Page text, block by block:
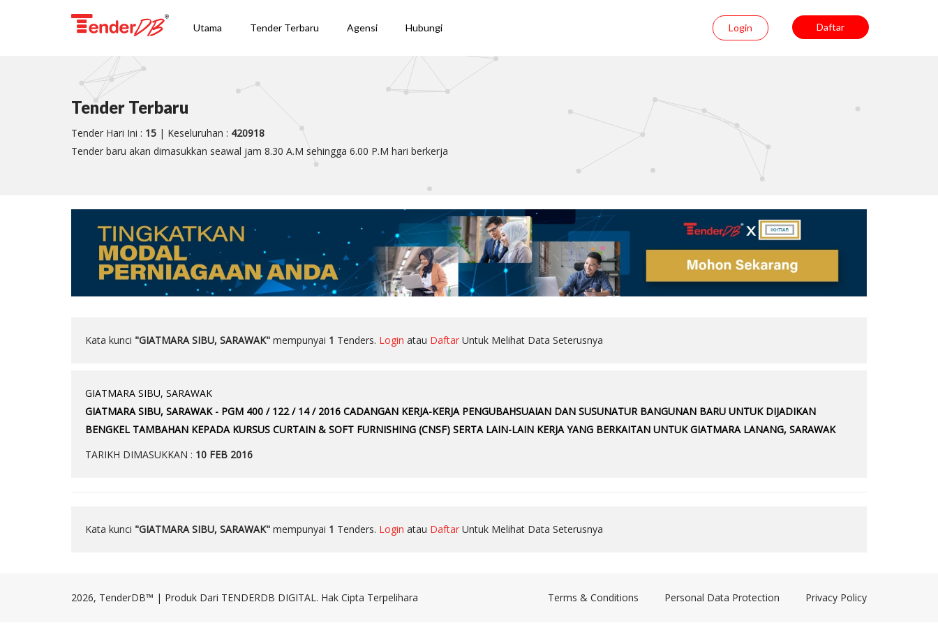
Utama Tender Terbaru Agensi Hubungi Login Daftar
Tender Terbaru
Tender Hari Ini : 15 | Keseluruhan : 420918
Tender baru akan dimasukkan seawal jam 8.30 A.M sehingga 6.00 P.M hari berkerja
Kata kunci "GIATMARA SIBU, SARAWAK" mempunyai 1 Tenders. Login atau Daftar Untuk Melihat Data Seterusnya
GIATMARA SIBU, SARAWAK
GIATMARA SIBU, SARAWAK - PGM 400 / 122 / 14 / 2016 CADANGAN KERJA-KERJA PENGUBAHSUAIAN DAN SUSUNATUR BANGUNAN BARU UNTUK DIJADIKAN
BENGKEL TAMBAHAN KEPADA KURSUS CURTAIN & SOFT FURNISHING (CNSF) SERTA LAIN-LAIN KERJA YANG BERKAITAN UNTUK GIATMARA LANANG, SARAWAK
TARIKH DIMASUKKAN : 10 FEB 2016
Kata kunci "GIATMARA SIBU, SARAWAK" mempunyai 1 Tenders. Login atau Daftar Untuk Melihat Data Seterusnya
2026, TenderDB™ | Produk Dari TENDERDB DIGITAL. Hak Cipta Terpelihara Terms & Conditions Personal Data Protection Privacy Policy